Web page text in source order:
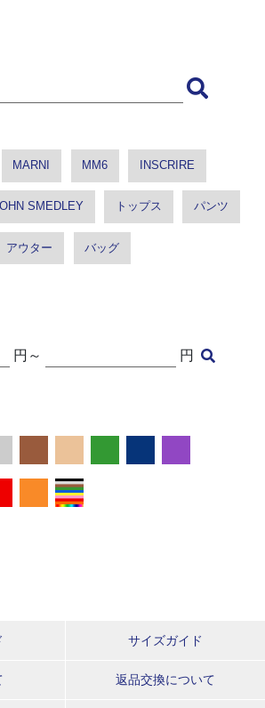
MARNI MM6 INSCRIRE
SMEDLEY トップス パンツ
アウター バッグ
円～ 円
サイズガイド
返品交換について